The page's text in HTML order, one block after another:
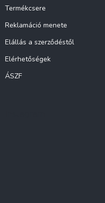
Termékcsere
Reklamáció menete
Elállás a szerződéstől
Elérhetőségek
ÁSZF